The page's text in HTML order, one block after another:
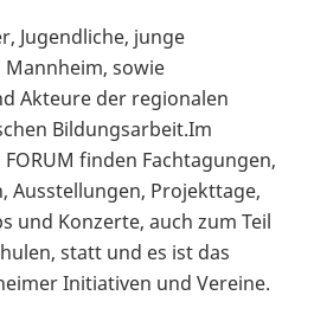
Jugendliche, junge
Mannheim, sowie
Akteure der regionalen
Bildungsarbeit.Im
finden Fachtagungen,
Ausstellungen, Projekttage,
und Konzerte, auch zum Teil
statt und es ist das
Initiativen und Vereine.